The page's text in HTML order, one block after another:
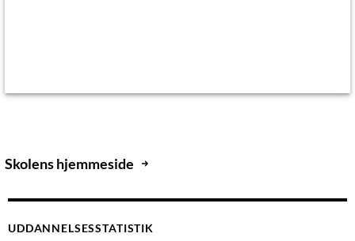
Skolens hjemmeside
UDDANNELSESSTATISTIK